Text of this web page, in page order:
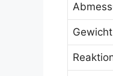
Gewicht